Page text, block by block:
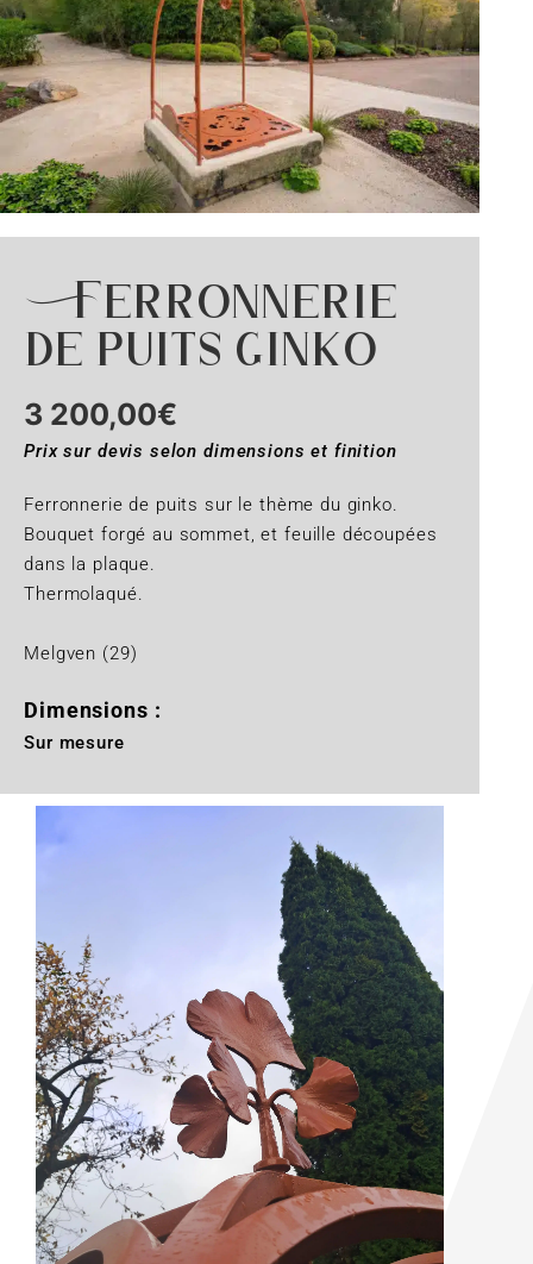
Ferronnerie
de puits ginko
3 200,00€
Prix sur devis selon dimensions et finition
Ferronnerie de puits sur le thème du ginko.
Bouquet forgé au sommet, et feuille découpées
dans la plaque.
Thermolaqué.
Melgven (29)
Dimensions :
Sur mesure